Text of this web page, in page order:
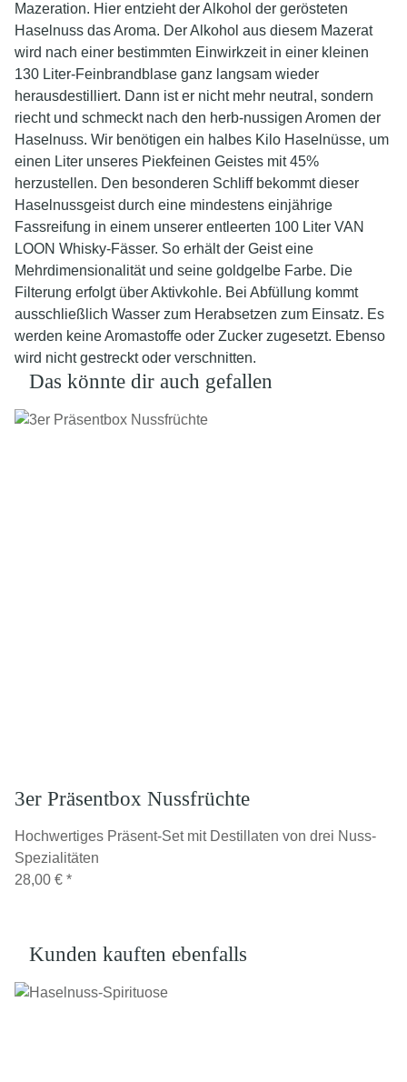
Mazeration. Hier entzieht der Alkohol der gerösteten
Haselnuss das Aroma. Der Alkohol aus diesem Mazerat
wird nach einer bestimmten Einwirkzeit in einer kleinen
130 Liter-Feinbrandblase ganz langsam wieder
herausdestilliert. Dann ist er nicht mehr neutral, sondern
riecht und schmeckt nach den herb-nussigen Aromen der
Haselnuss. Wir benötigen ein halbes Kilo Haselnüsse, um
einen Liter unseres Piekfeinen Geistes mit 45%
herzustellen. Den besonderen Schliff bekommt dieser
Haselnussgeist durch eine mindestens einjährige
Fassreifung in einem unserer entleerten 100 Liter VAN
LOON Whisky-Fässer. So erhält der Geist eine
Mehrdimensionalität und seine goldgelbe Farbe. Die
Filterung erfolgt über Aktivkohle. Bei Abfüllung kommt
ausschließlich Wasser zum Herabsetzen zum Einsatz. Es
werden keine Aromastoffe oder Zucker zugesetzt. Ebenso
wird nicht gestreckt oder verschnitten.
Das könnte dir auch gefallen
3er Präsentbox Nussfrüchte
Hochwertiges Präsent-Set mit Destillaten von drei Nuss-
Spezialitäten
28,00 € *
Kunden kauften ebenfalls